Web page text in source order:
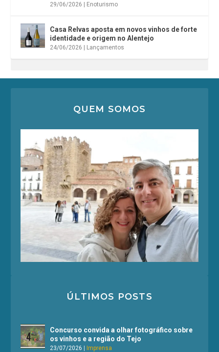
29/06/2026 Enoturismo
Casa Relvas aposta em novos vinhos de forte
identidade e origem no Alentejo
24/06/2026 Lançamentos
QUEM SOMOS
ÚLTIMOS POSTS
Concurso convida a olhar fotográfico sobre
os vinhos e a região do Tejo
23/07/2026 |Imprensa